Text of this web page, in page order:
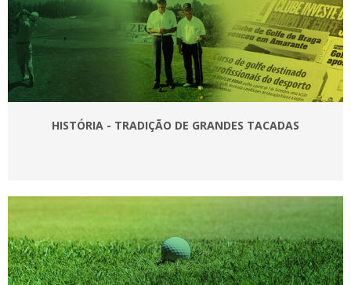
HISTÓRIA - TRADIÇÃO DE GRANDES TACADAS